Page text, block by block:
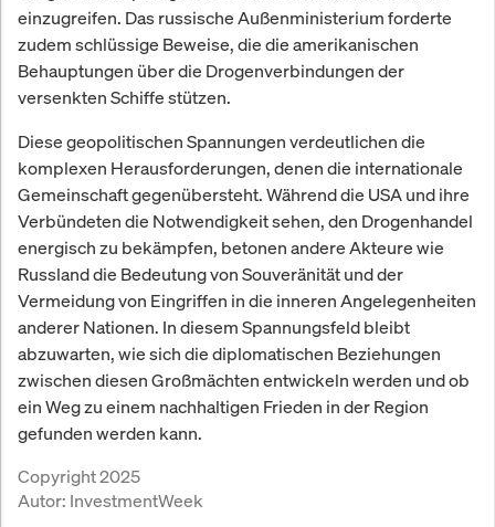
einzugreifen. Das russische Außenministerium forderte
zudem schlüssige Beweise, die die amerikanischen
Behauptungen über die Drogenverbindungen der
versenkten Schiffe stützen.
Diese geopolitischen Spannungen verdeutlichen die
komplexen Herausforderungen, denen die internationale
Gemeinschaft gegenübersteht. Während die USA und ihre
Verbündeten die Notwendigkeit sehen, den Drogenhandel
energisch zu bekämpfen, betonen andere Akteure wie
Russland die Bedeutung von Souveränität und der
Vermeidung von Eingriffen in die inneren Angelegenheiten
anderer Nationen. In diesem Spannungsfeld bleibt
abzuwarten, wie sich die diplomatischen Beziehungen
zwischen diesen Großmächten entwickeln werden und ob
ein Weg zu einem nachhaltigen Frieden in der Region
gefunden werden kann.
Copyright 2025
Autor: InvestmentWeek